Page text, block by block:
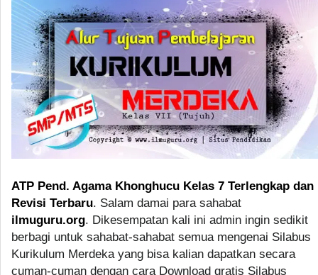
ATP Pend. Agama Khonghucu Kelas 7 Terlengkap dan
Revisi Terbaru. Salam damai para sahabat
ilmuguru.org. Dikesempatan kali ini admin ingin sedikit
berbagi untuk sahabat-sahabat semua mengenai Silabus
Kurikulum Merdeka yang bisa kalian dapatkan secara
cuman-cuman dengan cara Download gratis Silabus